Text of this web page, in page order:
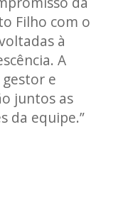
Filho com o
à
A
e
juntos as
da equipe.”